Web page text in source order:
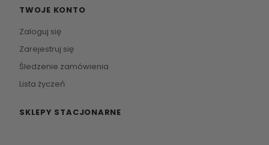
TWOJE KONTO
Zaloguj się
Zarejestruj się
Śledzenie zamówienia
Lista życzeń
SKLEPY STACJONARNE